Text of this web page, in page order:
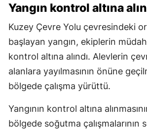
Yangın kontrol altına
Kuzey Çevre Yolu çevresindeki
başlayan yangın, ekiplerin
kontrol altına alındı. Alevlerin
alanlara yayılmasının önüne
bölgede çalışma yürüttü.
Yangının kontrol altına
bölgede soğutma çalışmalarının